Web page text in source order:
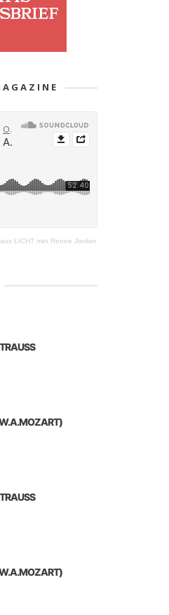
LICHT met Renee Jonker